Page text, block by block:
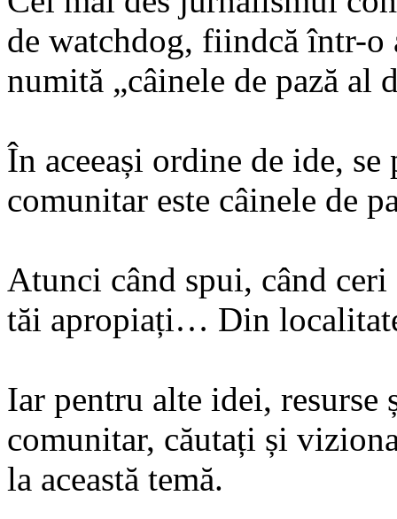
de watchdog, fiindcă într-o
numită „câinele de pază al
În aceeași ordine de ide,
comunitar este câinele de
Atunci când spui, când
tăi apropiați… Din
Iar pentru alte idei,
comunitar, căutați și
la această temă.